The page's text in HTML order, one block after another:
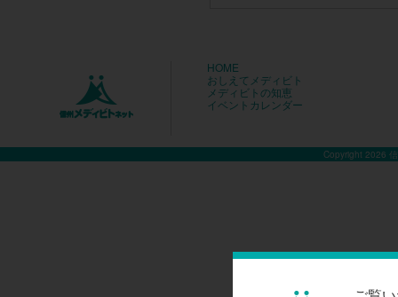
HOME
おしえてメディビト
メディビトの知恵
イベントカレンダー
Copyright 2026